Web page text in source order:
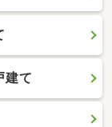
建て